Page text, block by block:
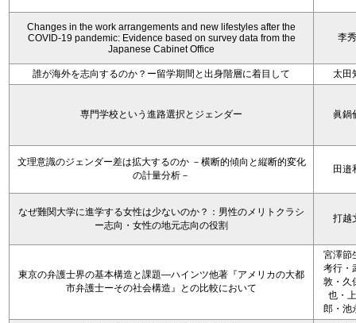
Changes in the work arrangements and new lifestyles after the
COVID-19 pandemic: Evidence based on survey data from the
Japanese Cabinet Office
李
誰が海外を志向するのか？ー留学期間と出身階層に着目して 太田
専門学校という進路選択とジェンダー 眞鍋
文理意識のジェンダー差は拡大するのか －横断的傾向と縦断的変化
の計量分析－
田邉
なぜ難関大学に進学する女性は少ないのか？：男性のメリトクラシ
ー志向・女性の地元志向の役割
打越
東京の弁護士界の基本構造と課題―ハインツ他著『アメリカの大都
市弁護士ーその社会構造』との比較において
宮澤節
考行・
敦・久
也・
郎・池